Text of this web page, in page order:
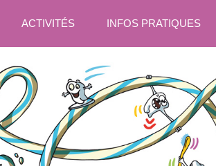
ACTIVITÉS INFOS PRATIQUES